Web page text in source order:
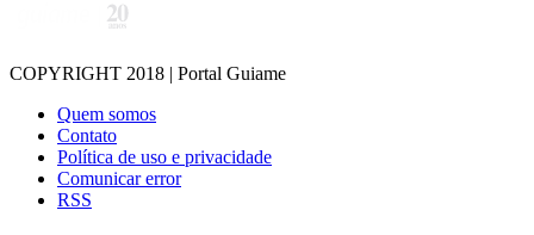
COPYRIGHT 2018 | Portal Guiame
Quem somos
Contato
Política de uso e privacidade
Comunicar error
RSS